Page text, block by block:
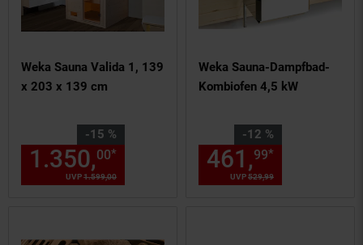
Weka Sauna Valida 1, 139
x 203 x 139 cm
-15 %
Sie Sparen 15 Prozent,
UVP1.599,00
1.350,00* Aktueller Preis: 1350,
Weka Sauna-Dampfbad-
Kombiofen 4,5 kW
-12 %
Sie Sparen 12 Prozent,
UVP529,99
461,99*